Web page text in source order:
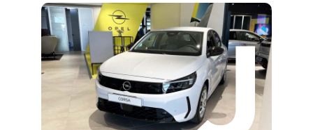
Promo
Lancia
Promo
Abarth
Promo
Alfa
Romeo
Promo
Cupra
Promo
Omoda
Promo
Peugeot
Promo
Citroën
Promo
Mazda
Promo
Jeep
Promo
Fiat
Promo
Hyundai
Promo
Jaecoo
Promo
Land
Rover
Promo
Opel
Promo
Seat